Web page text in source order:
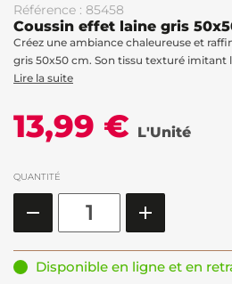
Référence : 85458
Coussin effet laine gris
Créez une ambiance chaleureuse et
gris 50x50 cm. Son tissu texturé imitant
Lire la suite
13,99 € L'Unité
QUANTITÉ
Disponible en ligne et en